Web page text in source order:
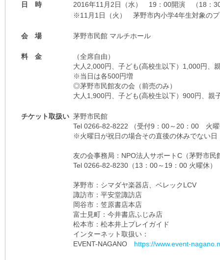
日 時
2016年11月2日（水） 19：00開演 （18：
※11月1日（火） 茅野市内小学4年生対象のプ
会 場 茅野市民館 マルチホール
料 金
（全席自由）
大人2,000円、子ども(高校生以下）1,000円、
※当日は各500円増
◎茅野市民館友の会（前売のみ）
大人1,900円、子ども(高校生以下）900円、親
チケット取扱い 茅野市民館
Tel 0266-82-8222 （受付9：00～20：00 火
※火曜日が祝日の場合その直後の休みでない日
友の会事務局：NPO法人サポートC（茅野市民
Tel 0266-82-8230（13：00～19：00 火曜休）
茅野市：シマダヤ楽器店、ベレックLCV
諏訪市：平安堂諏訪店
岡谷市：笠原書店本店
富士見町：今井書店ふじみ店
松本市：松本井上プレイガイド
インターネット取扱い：
EVENT-NAGANO https://www.event-